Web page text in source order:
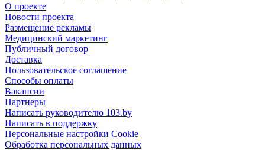
О проекте
Новости проекта
Размещение рекламы
Медицинский маркетинг
Публичный договор
Доставка
Пользовательское соглашение
Способы оплаты
Вакансии
Партнеры
Написать руководителю 103.by
Написать в поддержку
Персональные настройки Cookie
Обработка персональных данных